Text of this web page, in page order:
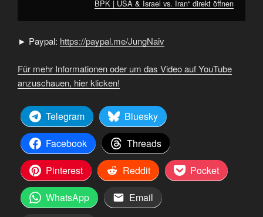
BPK | USA & Israel vs. Iran“ direkt öffnen
► Paypal: https://paypal.me/JungNaiv
Für mehr Informationen oder um das Video auf YouTube
anzuschauen, hier klicken!
Telegram
Bluesky
Facebook
Threads
Pinterest
Reddit
Pocket
WhatsApp
Email